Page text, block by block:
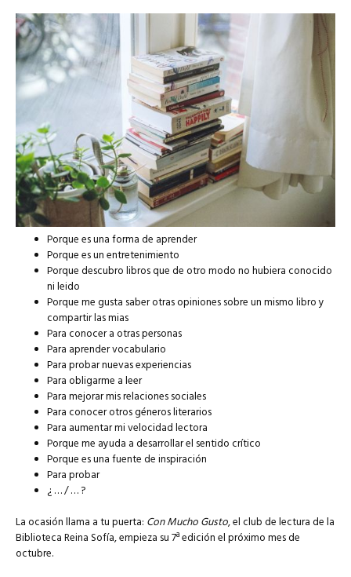
Porque es una forma de aprender
Porque es un entretenimiento
Porque descubro libros que de otro modo no hubiera conocido
ni leido
Porque me gusta saber otras opiniones sobre un mismo libro y
compartir las mias
Para conocer a otras personas
Para aprender vocabulario
Para probar nuevas experiencias
Para obligarme a leer
Para mejorar mis relaciones sociales
Para conocer otros géneros literarios
Para aumentar mi velocidad lectora
Porque me ayuda a desarrollar el sentido crítico
Porque es una fuente de inspiración
Para probar
¿ … / … ?
La ocasión llama a tu puerta: Con Mucho Gusto, el club de lectura de la
Biblioteca Reina Sofía, empieza su 7ª edición el próximo mes de
octubre.